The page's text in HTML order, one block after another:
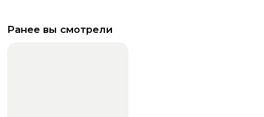
Ранее вы смотрели